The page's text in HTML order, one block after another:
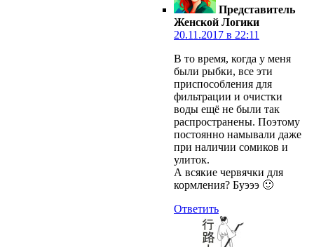
Представитель
Женской Логики
20.11.2017 в 22:11
В то время, когда у меня
были рыбки, все эти
приспособления для
фильтрации и очистки
воды ещё не были так
распространены. Поэтому
постоянно намывали даже
при наличии сомиков и
улиток.
А всякие червячки для
кормления? Буэээ 🙂
Ответить